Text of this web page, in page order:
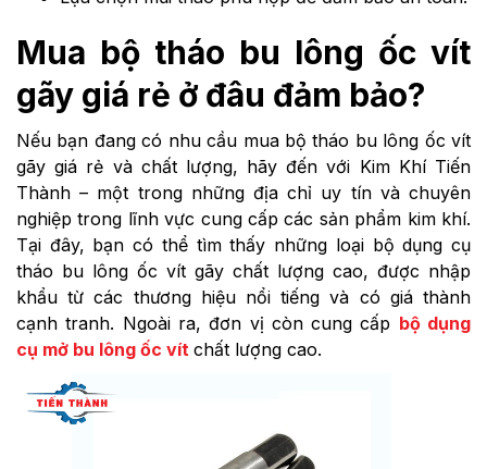
Mua bộ tháo bu lông ốc vít
gãy giá rẻ ở đâu đảm bảo?
Nếu bạn đang có nhu cầu mua bộ tháo bu lông ốc vít
gãy giá rẻ và chất lượng, hãy đến với Kim Khí Tiến
Thành – một trong những địa chỉ uy tín và chuyên
nghiệp trong lĩnh vực cung cấp các sản phẩm kim khí.
Tại đây, bạn có thể tìm thấy những loại bộ dụng cụ
tháo bu lông ốc vít gãy chất lượng cao, được nhập
khẩu từ các thương hiệu nổi tiếng và có giá thành
cạnh tranh. Ngoài ra, đơn vị còn cung cấp bộ dụng
cụ mở bu lông ốc vít chất lượng cao.